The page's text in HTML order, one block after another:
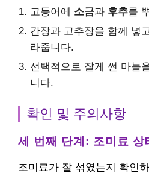
고등어에 소금과 후추를
간장과 고추장을 함께 넣
라줍니다.
선택적으로 잘게 썬 마늘
니다.
확인 및 주의사항
세 번째 단계: 조미료 상
조미료가 잘 섞였는지 확인